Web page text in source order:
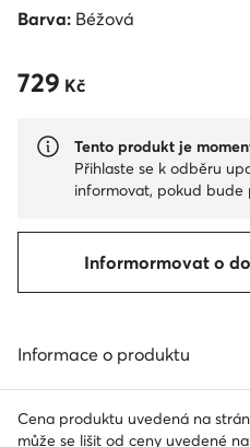
Barva: Béžová
729 Kč
729 Kč
Tento produkt je
Přihlaste se k odběru
informovat, pokud
Informormovat o
Informace o produktu
Cena produktu uvedená na
může se lišit od ceny uvedené